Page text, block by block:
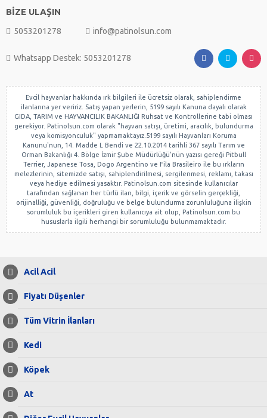
BİZE ULAŞIN
5053201278 info@patinolsun.com
Whatsapp Destek: 5053201278
Evcil hayvanlar hakkında ırk bilgileri ile ücretsiz olarak, sahiplendirme
ilanlarına yer veririz. Satış yapan yerlerin, 5199 sayılı Kanuna dayalı olarak
GIDA, TARIM ve HAYVANCILIK BAKANLIĞI Ruhsat ve Kontrollerine tabi olması
gerekiyor. Patinolsun.com olarak "hayvan satışı, üretimi, aracılık, bulundurma
veya komisyonculuk" yapmamaktayız.5199 sayılı Hayvanları Koruma
Kanunu'nun, 14. Madde L Bendi ve 22.10.2014 tarihli 367 sayılı Tarım ve
Orman Bakanlığı 4. Bölge İzmir Şube Müdürlüğü'nün yazısı gereği Pitbull
Terrier, Japanese Tosa, Dogo Argentino ve Fila Brasileiro ile bu ırkların
melezlerinin, sitemizde satışı, sahiplendirilmesi, sergilenmesi, reklamı, takası
veya hediye edilmesi yasaktır. Patinolsun.com sitesinde kullanıcılar
tarafından sağlanan her türlü ilan, bilgi, içerik ve görselin gerçekliği,
orijinalliği, güvenliği, doğruluğu ve belge bulundurma zorunluluğuna ilişkin
sorumluluk bu içerikleri giren kullanıcıya ait olup, Patinolsun.com bu
hususlarla ilgili herhangi bir sorumluluğu bulunmamaktadır.
Acil Acil
Fiyatı Düşenler
Tüm Vitrin İlanları
Kedi
Köpek
At